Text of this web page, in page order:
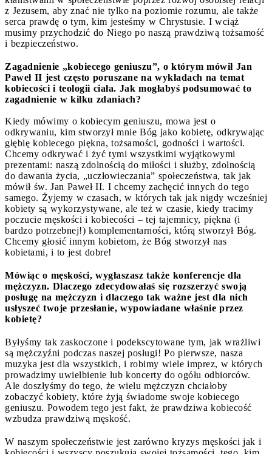
z Jezusem, aby znać nie tylko na poziomie rozumu, ale także
serca prawdę o tym, kim jesteśmy w Chrystusie. I wciąż
musimy przychodzić do Niego po naszą prawdziwą tożsamość
i bezpieczeństwo.
Zagadnienie „kobiecego geniuszu”, o którym mówił Jan
Paweł II jest często poruszane na wykładach na temat
kobiecości i teologii ciała. Jak mogłabyś podsumować to
zagadnienie w kilku zdaniach?
Kiedy mówimy o kobiecym geniuszu, mowa jest o
odkrywaniu, kim stworzył mnie Bóg jako kobietę, odkrywając
głębię kobiecego piękna, tożsamości, godności i wartości.
Chcemy odkrywać i żyć tymi wszystkimi wyjątkowymi
prezentami: naszą zdolnością do miłości i służby, zdolnością
do dawania życia, „uczłowieczania” społeczeństwa, tak jak
mówił św. Jan Paweł II. I chcemy zachęcić innych do tego
samego. Żyjemy w czasach, w których tak jak nigdy wcześniej
kobiety są wykorzystywane, ale też w czasie, kiedy tracimy
poczucie męskości i kobiecości – tej tajemnicy, piękna (i
bardzo potrzebnej!) komplementarności, którą stworzył Bóg.
Chcemy głosić innym kobietom, że Bóg stworzył nas
kobietami, i to jest dobre!
Mówiąc o męskości, wygłaszasz także konferencje dla
mężczyzn. Dlaczego zdecydowałaś się rozszerzyć swoją
posługę na mężczyzn i dlaczego tak ważne jest dla nich
usłyszeć twoje przesłanie, wypowiadane właśnie przez
kobietę?
Byłyśmy tak zaskoczone i podekscytowane tym, jak wrażliwi
są mężczyźni podczas naszej posługi! Po pierwsze, nasza
muzyka jest dla wszystkich, i robimy wiele imprez, w których
prowadzimy uwielbienie lub koncerty do ogółu odbiorców.
Ale doszłyśmy do tego, że wielu mężczyzn chciałoby
zobaczyć kobiety, które żyją świadome swoje kobiecego
geniuszu. Powodem tego jest fakt, że prawdziwa kobiecość
wzbudza prawdziwą męskość.
W naszym społeczeństwie jest zarówno kryzys męskości jak i